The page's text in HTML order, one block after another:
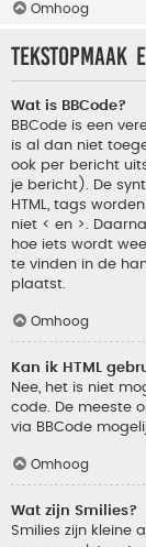
Omhoog
Tekstopmaak
Wat is BBCode?
BBCode is een
is al dan niet
ook per bericht
je bericht). De
HTML, tags
niet < en >.
hoe iets wordt
te vinden in de
plaatst.
Omhoog
Kan ik HTML
Nee, het is niet
code. De meeste
via BBCode
Omhoog
Wat zijn Smilies?
Smilies zijn kleine